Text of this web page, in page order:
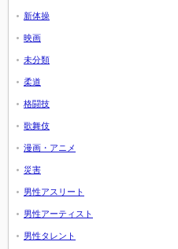
新体操
映画
未分類
柔道
格闘技
歌舞伎
漫画・アニメ
災害
男性アスリート
男性アーティスト
男性タレント